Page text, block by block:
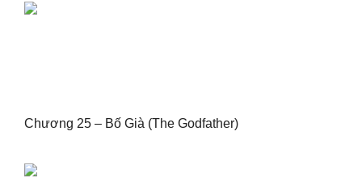
Chương 25 – Bố Già (The Godfather)